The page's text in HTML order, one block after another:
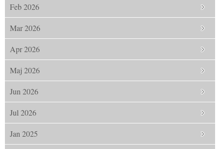
Feb 2026
Mar 2026
Apr 2026
Maj 2026
Jun 2026
Jul 2026
Jan 2025